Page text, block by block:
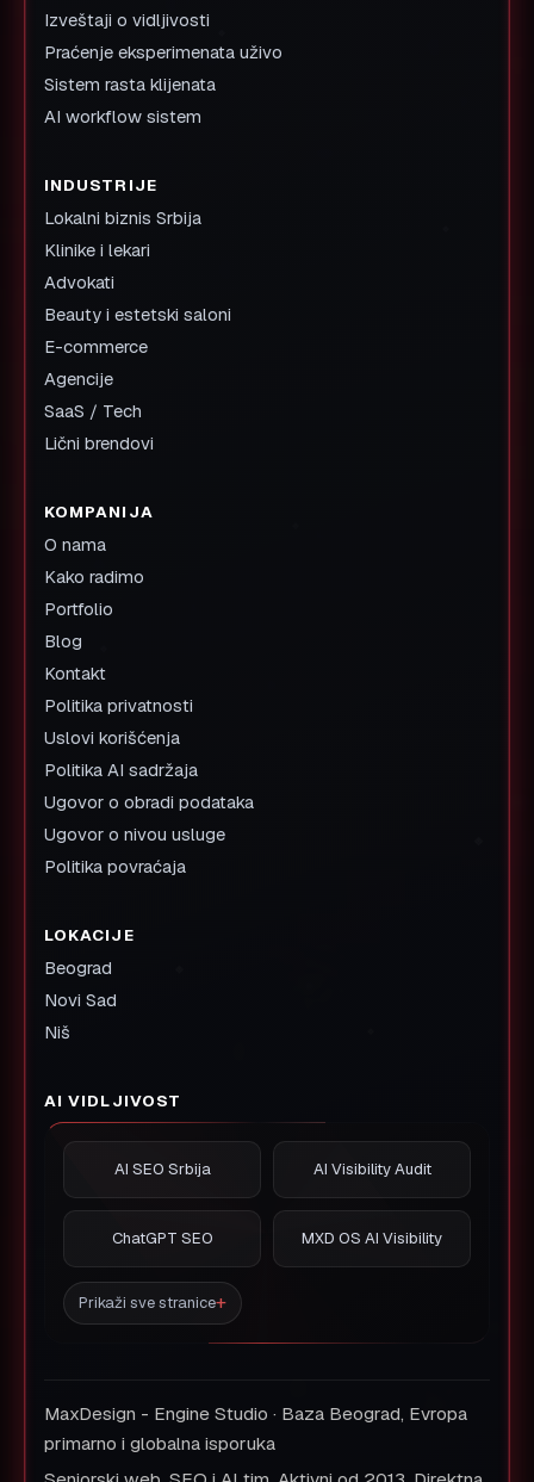
Izveštaji o vidljivosti
Praćenje eksperimenata uživo
Sistem rasta klijenata
AI workflow sistem
INDUSTRIJE
Lokalni biznis Srbija
Klinike i lekari
Advokati
Beauty i estetski saloni
E-commerce
Agencije
SaaS / Tech
Lični brendovi
KOMPANIJA
O nama
Kako radimo
Portfolio
Blog
Kontakt
Politika privatnosti
Uslovi korišćenja
Politika AI sadržaja
Ugovor o obradi podataka
Ugovor o nivou usluge
Politika povraćaja
LOKACIJE
Beograd
Novi Sad
Niš
AI VIDLJIVOST
AI SEO Srbija AI Visibility Audit
ChatGPT SEO MXD OS AI Visibility
Prikaži sve stranice
MaxDesign - Engine Studio · Baza Beograd, Evropa
primarno i globalna isporuka